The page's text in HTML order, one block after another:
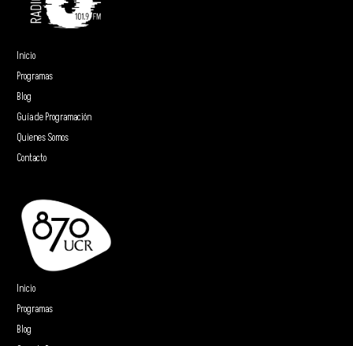
Inicio
Programas
Blog
Guía de Programación
Quienes Somos
Contacto
Inicio
Programas
Blog